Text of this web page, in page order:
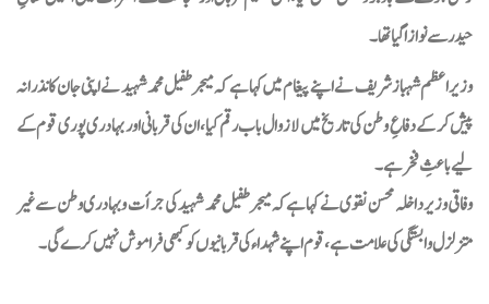
ماسٹرز ہاکی ورلڈ کپ میں پاکستان ویٹرنز ٹیم کو پہلے میچ میں شکست
ہلاک، 12 گرفتار، کیپٹن شہید
سرگودھا: بیوی نے مبینہ طور پر گلا دبا کر شوہر کو قتل کر دیا
حیدر سے نوازا گیاتھا۔
وزیراعظم شہبازشریف نے اپنے پیغام میں کہاہے کہ میجر طفیل محمد شہید نےاپنی جان کا نذرانہ
پیش کر کے دفاعِ وطن کی تاریخ میں لازوال باب رقم کیا،ان کی قربانی اور بہادری پوری قوم کے
لیے باعثِ فخر ہے۔
وفاقی وزیرداخلہ محسن نقوی نے کہاہے کہ میجر طفیل محمد شہید کی جرأت و بہادری وطن سے غیر
متزلزل وابستگی کی علامت ہے،قوم اپنے شہداء کی قربانیوں کو کبھی فراموش نہیں کرے گی۔